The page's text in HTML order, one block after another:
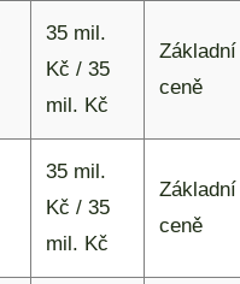
35 mil.
Kč / 35
mil. Kč
ceně
35 mil.
Kč / 35
mil. Kč
ceně